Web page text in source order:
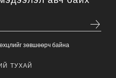
зөвшөөрч байна
ТУХАЙ